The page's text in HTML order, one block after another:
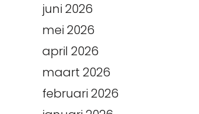
juni 2026
mei 2026
april 2026
maart 2026
februari 2026